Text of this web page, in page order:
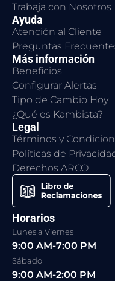
Trabaja con Nosotros
Ayuda
Atención al Cliente
Preguntas
Más información
Beneficios
Configurar Alertas
Tipo de Cambio Hoy
¿Qué es Kambista?
Legal
Términos y
Políticas de
Derechos ARCO
Horarios
Lunes a Viernes
9:00 AM-7:00 PM
Sábado
9:00 AM-2:00 PM